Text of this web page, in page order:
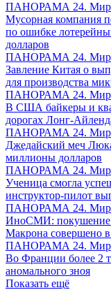
ПАНОРАМА 24. Мир
Мусорная компания
по ошибке
долларов
ПАНОРАМА 24. Мир
Завление Китая о
для производства
ПАНОРАМА 24. Мир
В США байкеры и
дорогах Лонг-
ПАНОРАМА 24. Мир
Джедайский меч
миллионы долларов
ПАНОРАМА 24. Мир
Ученица смогла
инструктор-пилот
ПАНОРАМА 24. Мир
ИноСМИ: покушение
Макрона совершено
ПАНОРАМА 24. Мир
Во Франции более 2
аномального зноя
Показать ещё